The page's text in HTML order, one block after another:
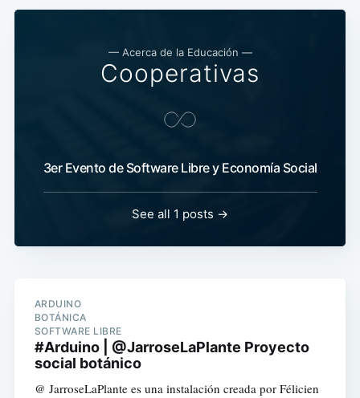
— Acerca de la Educación —
Cooperativas
3er Evento de Software Libre y Economía Social
See all 1 posts →
ARDUINO
BOTÁNICA
SOFTWARE LIBRE
#Arduino | @JarroseLaPlante Proyecto
social botánico
@ JarroseLaPlante es una instalación creada por Félicien